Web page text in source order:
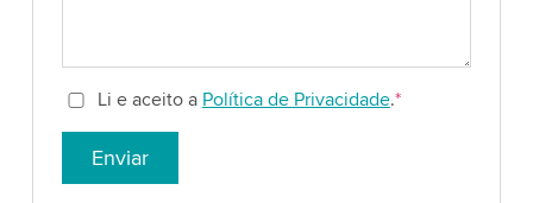
Li e aceito a Política de Privacidade.*
Enviar